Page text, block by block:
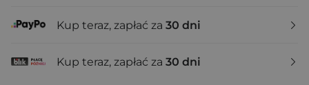
Kup teraz, zapłać za 30 dni
Kup teraz, zapłać za 30 dni